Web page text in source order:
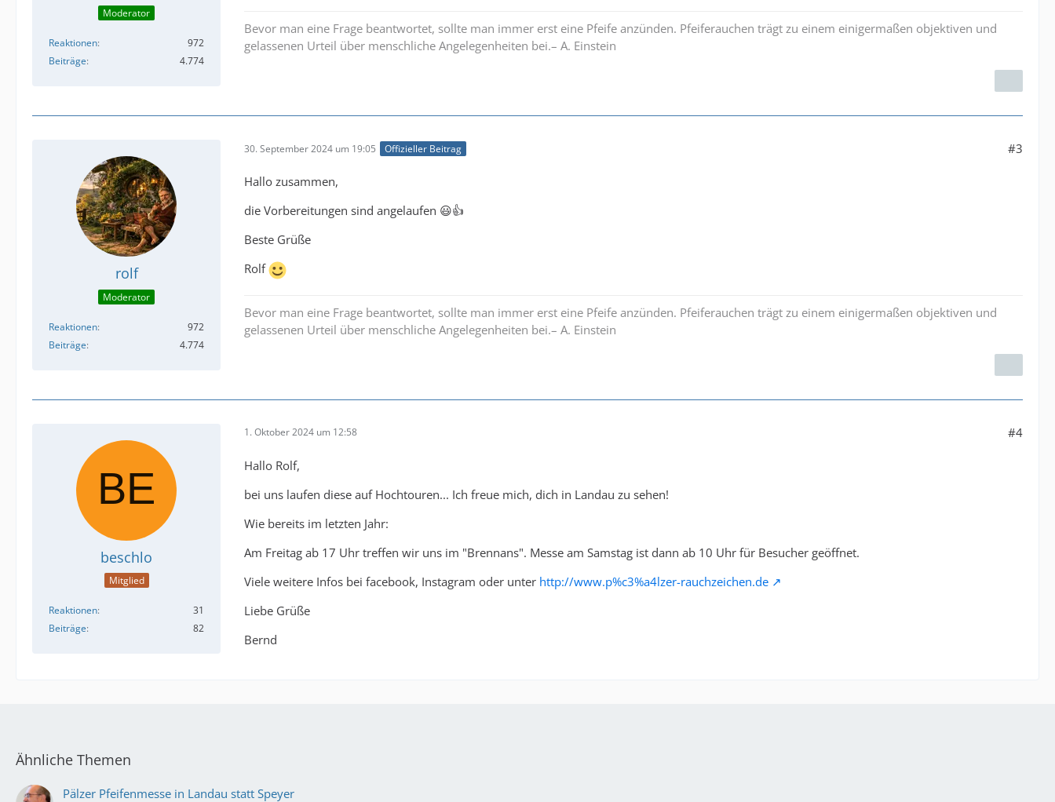
Moderator
Reaktionen
972
Beiträge
4.774
Bevor man eine Frage beantwortet, sollte man immer erst eine Pfeife anzünden. Pfeiferauchen trägt zu einem einigermaßen objektiven und
gelassenen Urteil über menschliche Angelegenheiten bei.– A. Einstein
rolf
Moderator
Reaktionen
972
Beiträge
4.774
30. September 2024 um 19:05 Offizieller Beitrag #3
Hallo zusammen,
die Vorbereitungen sind angelaufen 😃👍
Beste Grüße
Rolf
Bevor man eine Frage beantwortet, sollte man immer erst eine Pfeife anzünden. Pfeiferauchen trägt zu einem einigermaßen objektiven und
gelassenen Urteil über menschliche Angelegenheiten bei.– A. Einstein
beschlo
Mitglied
Reaktionen
31
Beiträge
82
1. Oktober 2024 um 12:58 #4
Hallo Rolf,
bei uns laufen diese auf Hochtouren... Ich freue mich, dich in Landau zu sehen!
Wie bereits im letzten Jahr:
Am Freitag ab 17 Uhr treffen wir uns im "Brennans". Messe am Samstag ist dann ab 10 Uhr für Besucher geöffnet.
Viele weitere Infos bei facebook, Instagram oder unter http://www.p%c3%a4lzer-rauchzeichen.de
Liebe Grüße
Bernd
Ähnliche Themen
Pälzer Pfeifenmesse in Landau statt Speyer